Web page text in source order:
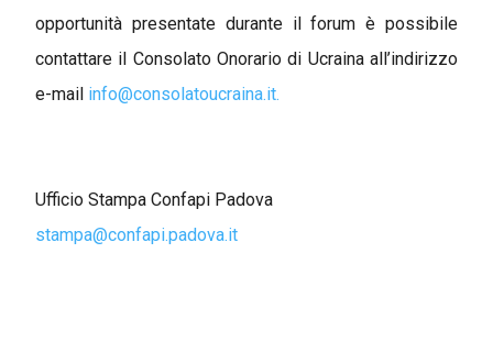
opportunità presentate durante il forum è possibile
contattare il Consolato Onorario di Ucraina all’indirizzo
e-mail info@consolatoucraina.it.
Ufficio Stampa Confapi Padova
stampa@confapi.padova.it